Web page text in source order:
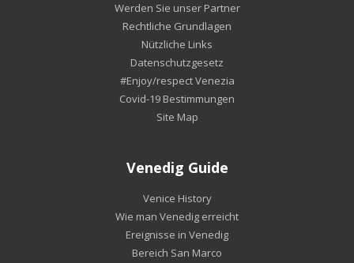
Werden Sie unser Partner
Rechtliche Grundlagen
Nützliche Links
Datenschutzgesetz
#Enjoy/respect Venezia
Covid-19 Bestimmungen
Site Map
Venedig Guide
Venice History
Wie man Venedig erreicht
Ereignisse in Venedig
Bereich San Marco